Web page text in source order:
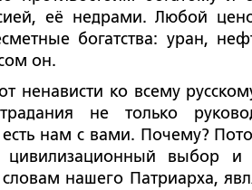
её недрами. Любой
богатства: уран,
он.
ненависти ко всему
не только
нам с вами. Почему?
выбор
нашего Патриарха,